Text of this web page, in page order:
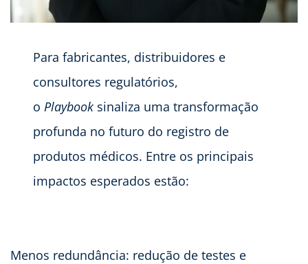
Para fabricantes, distribuidores e
consultores regulatórios,
o Playbook sinaliza uma transformação
profunda no futuro do registro de
produtos médicos. Entre os principais
impactos esperados estão:
Menos redundância: redução de testes e